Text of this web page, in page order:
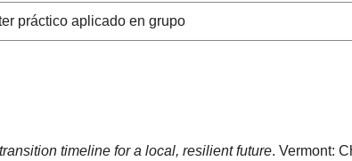
práctico aplicado en grupo
timeline for a local, resilient future. Vermont: